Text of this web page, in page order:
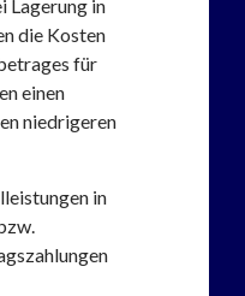
Lagerung in
die Kosten
für
einen
niedrigeren
in